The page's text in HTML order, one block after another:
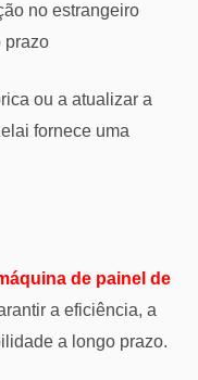
no estrangeiro
prazo
ou a atualizar a
fornece uma
de painel de
a eficiência, a
a longo prazo.